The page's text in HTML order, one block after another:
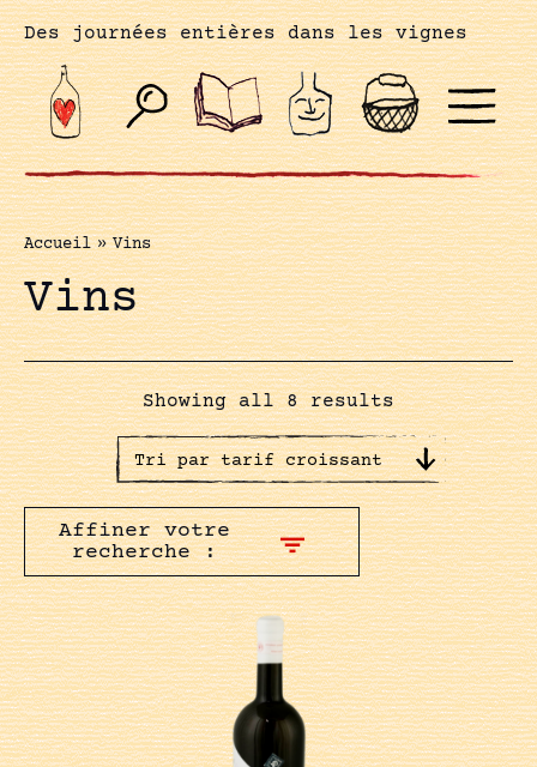
Des journées entières dans les vignes
Accueil » Vins
Vins
Showing all 8 results
Affiner votre
recherche :